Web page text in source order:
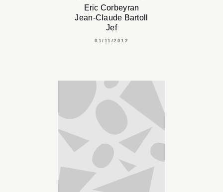
Eric Corbeyran
Jean-Claude Bartoll
Jef
01/11/2012